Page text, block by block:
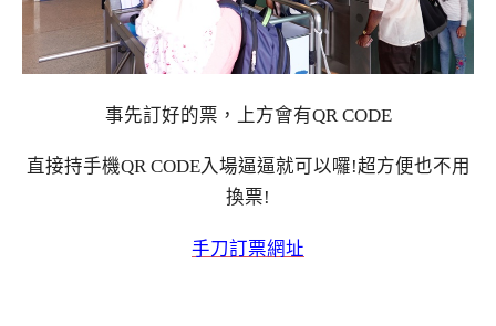
事先訂好的票，上方會有QR CODE
直接持手機QR CODE入場逼逼就可以囉!超方便也不用
換票!
手刀訂票網址